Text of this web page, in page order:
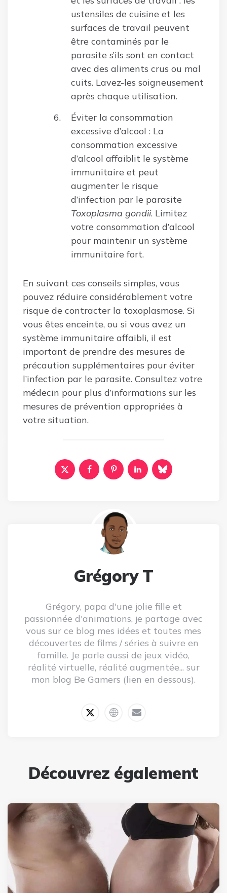
ustensiles de cuisine et les
surfaces de travail peuvent
être contaminés par le
parasite s’ils sont en contact
avec des aliments crus ou mal
cuits. Lavez-les soigneusement
après chaque utilisation.
Éviter la consommation
excessive d’alcool : La
consommation excessive
d’alcool affaiblit le système
immunitaire et peut
augmenter le risque
d’infection par le parasite
Toxoplasma gondii. Limitez
votre consommation d’alcool
pour maintenir un système
immunitaire fort.
En suivant ces conseils simples, vous
pouvez réduire considérablement votre
risque de contracter la toxoplasmose. Si
vous êtes enceinte, ou si vous avez un
système immunitaire affaibli, il est
important de prendre des mesures de
précaution supplémentaires pour éviter
l’infection par le parasite. Consultez votre
médecin pour plus d’informations sur les
mesures de prévention appropriées à
votre situation.
Grégory T
Grégory, papa d'une jolie fille et
passionnée d'animations, je partage avec
vous sur ce blog mes idées et toutes mes
découvertes de films / séries à suivre en
famille. Je parle aussi de jeux vidéo,
réalité virtuelle, réalité augmentée... sur
mon blog Be Gamers (lien en dessous).
Découvrez également